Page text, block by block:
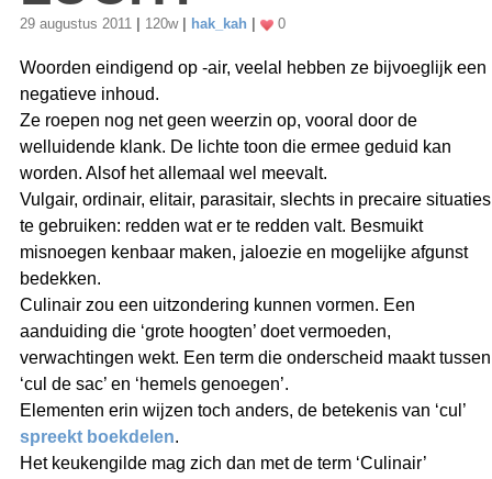
29 augustus 2011 120w hak_kah 0
Woorden eindigend op -air, veelal hebben ze bijvoeglijk een
negatieve inhoud.
Ze roepen nog net geen weerzin op, vooral door de
welluidende klank. De lichte toon die ermee geduid kan
worden. Alsof het allemaal wel meevalt.
Vulgair, ordinair, elitair, parasitair, slechts in precaire situaties
te gebruiken: redden wat er te redden valt. Besmuikt
misnoegen kenbaar maken, jaloezie en mogelijke afgunst
bedekken.
Culinair zou een uitzondering kunnen vormen. Een
aanduiding die ‘grote hoogten’ doet vermoeden,
verwachtingen wekt. Een term die onderscheid maakt tussen
‘cul de sac’ en ‘hemels genoegen’.
Elementen erin wijzen toch anders, de betekenis van ‘cul’
spreekt boekdelen.
Het keukengilde mag zich dan met de term ‘Culinair’